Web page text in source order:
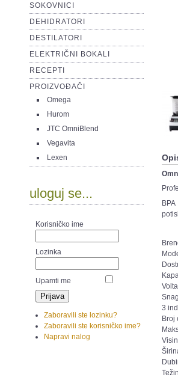
SOKOVNICI
DEHIDRATORI
DESTILATORI
ELEKTRIČNI BOKALI
RECEPTI
PROIZVOĐAČI
Omega
Hurom
JTC OmniBlend
Vegavita
Lexen
uloguj se...
Korisničko ime
Lozinka
Upamti me
Zaboravili ste lozinku?
Zaboravili ste korisničko ime?
Napravi nalog
3
Broj